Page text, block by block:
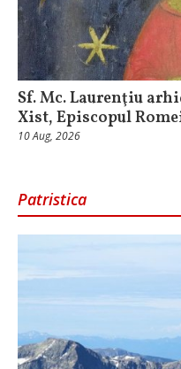
Sf. Mc. Laurenţiu
Xist, Episcopul
10 Aug, 2026
Patristica